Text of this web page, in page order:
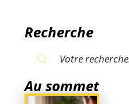
Recherche
Au sommet